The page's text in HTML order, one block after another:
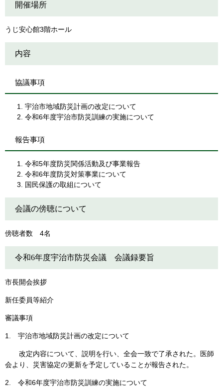
開催場所
うじ安心館3階ホール
内容
協議事項
宇治市地域防災計画の改定について
令和6年度宇治市防災訓練の実施について
報告事項
令和5年度防災関係活動及び事業報告
令和6年度防災対策事業について
国民保護の取組について
会議の傍聴について
傍聴者数 4名
令和6年度宇治市防災会議 会議録要旨
市長開会挨拶
新任委員等紹介
審議事項
1. 宇治市地域防災計画の改定について
改定内容について、説明を行い、全会一致で了承された。医師
会より、災害協定の更新を予定していることが報告された。
2. 令和6年度宇治市防災訓練の実施について